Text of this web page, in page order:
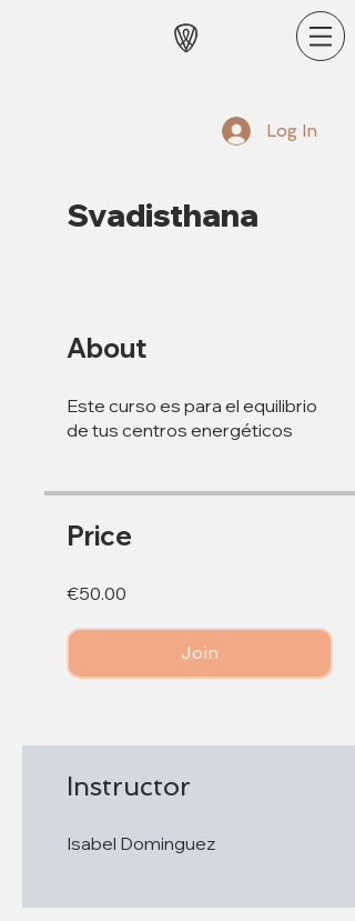
Log In
Svadisthana
About
Este curso es para el equilibrio
de tus centros energéticos
Price
€50.00
Join
Instructor
Isabel Dominguez